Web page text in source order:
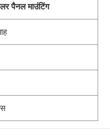
पैनल माउंटिंग